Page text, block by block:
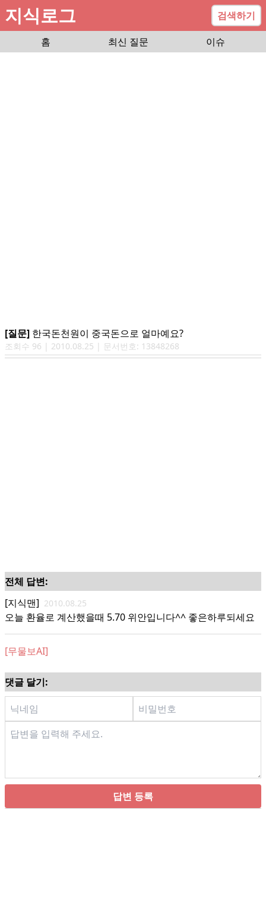
지식로그
검색하기
홈
최신 질문 이슈
[질문] 한국돈천원이 중국돈으로 얼마예요?
조회수 96 | 2010.08.25 | 문서번호: 13848268
전체 답변:
[지식맨] 2010.08.25
오늘 환율로 계산했을때 5.70 위안입니다^^ 좋은하루되세요
[무물보AI]
댓글 달기:
답변 등록